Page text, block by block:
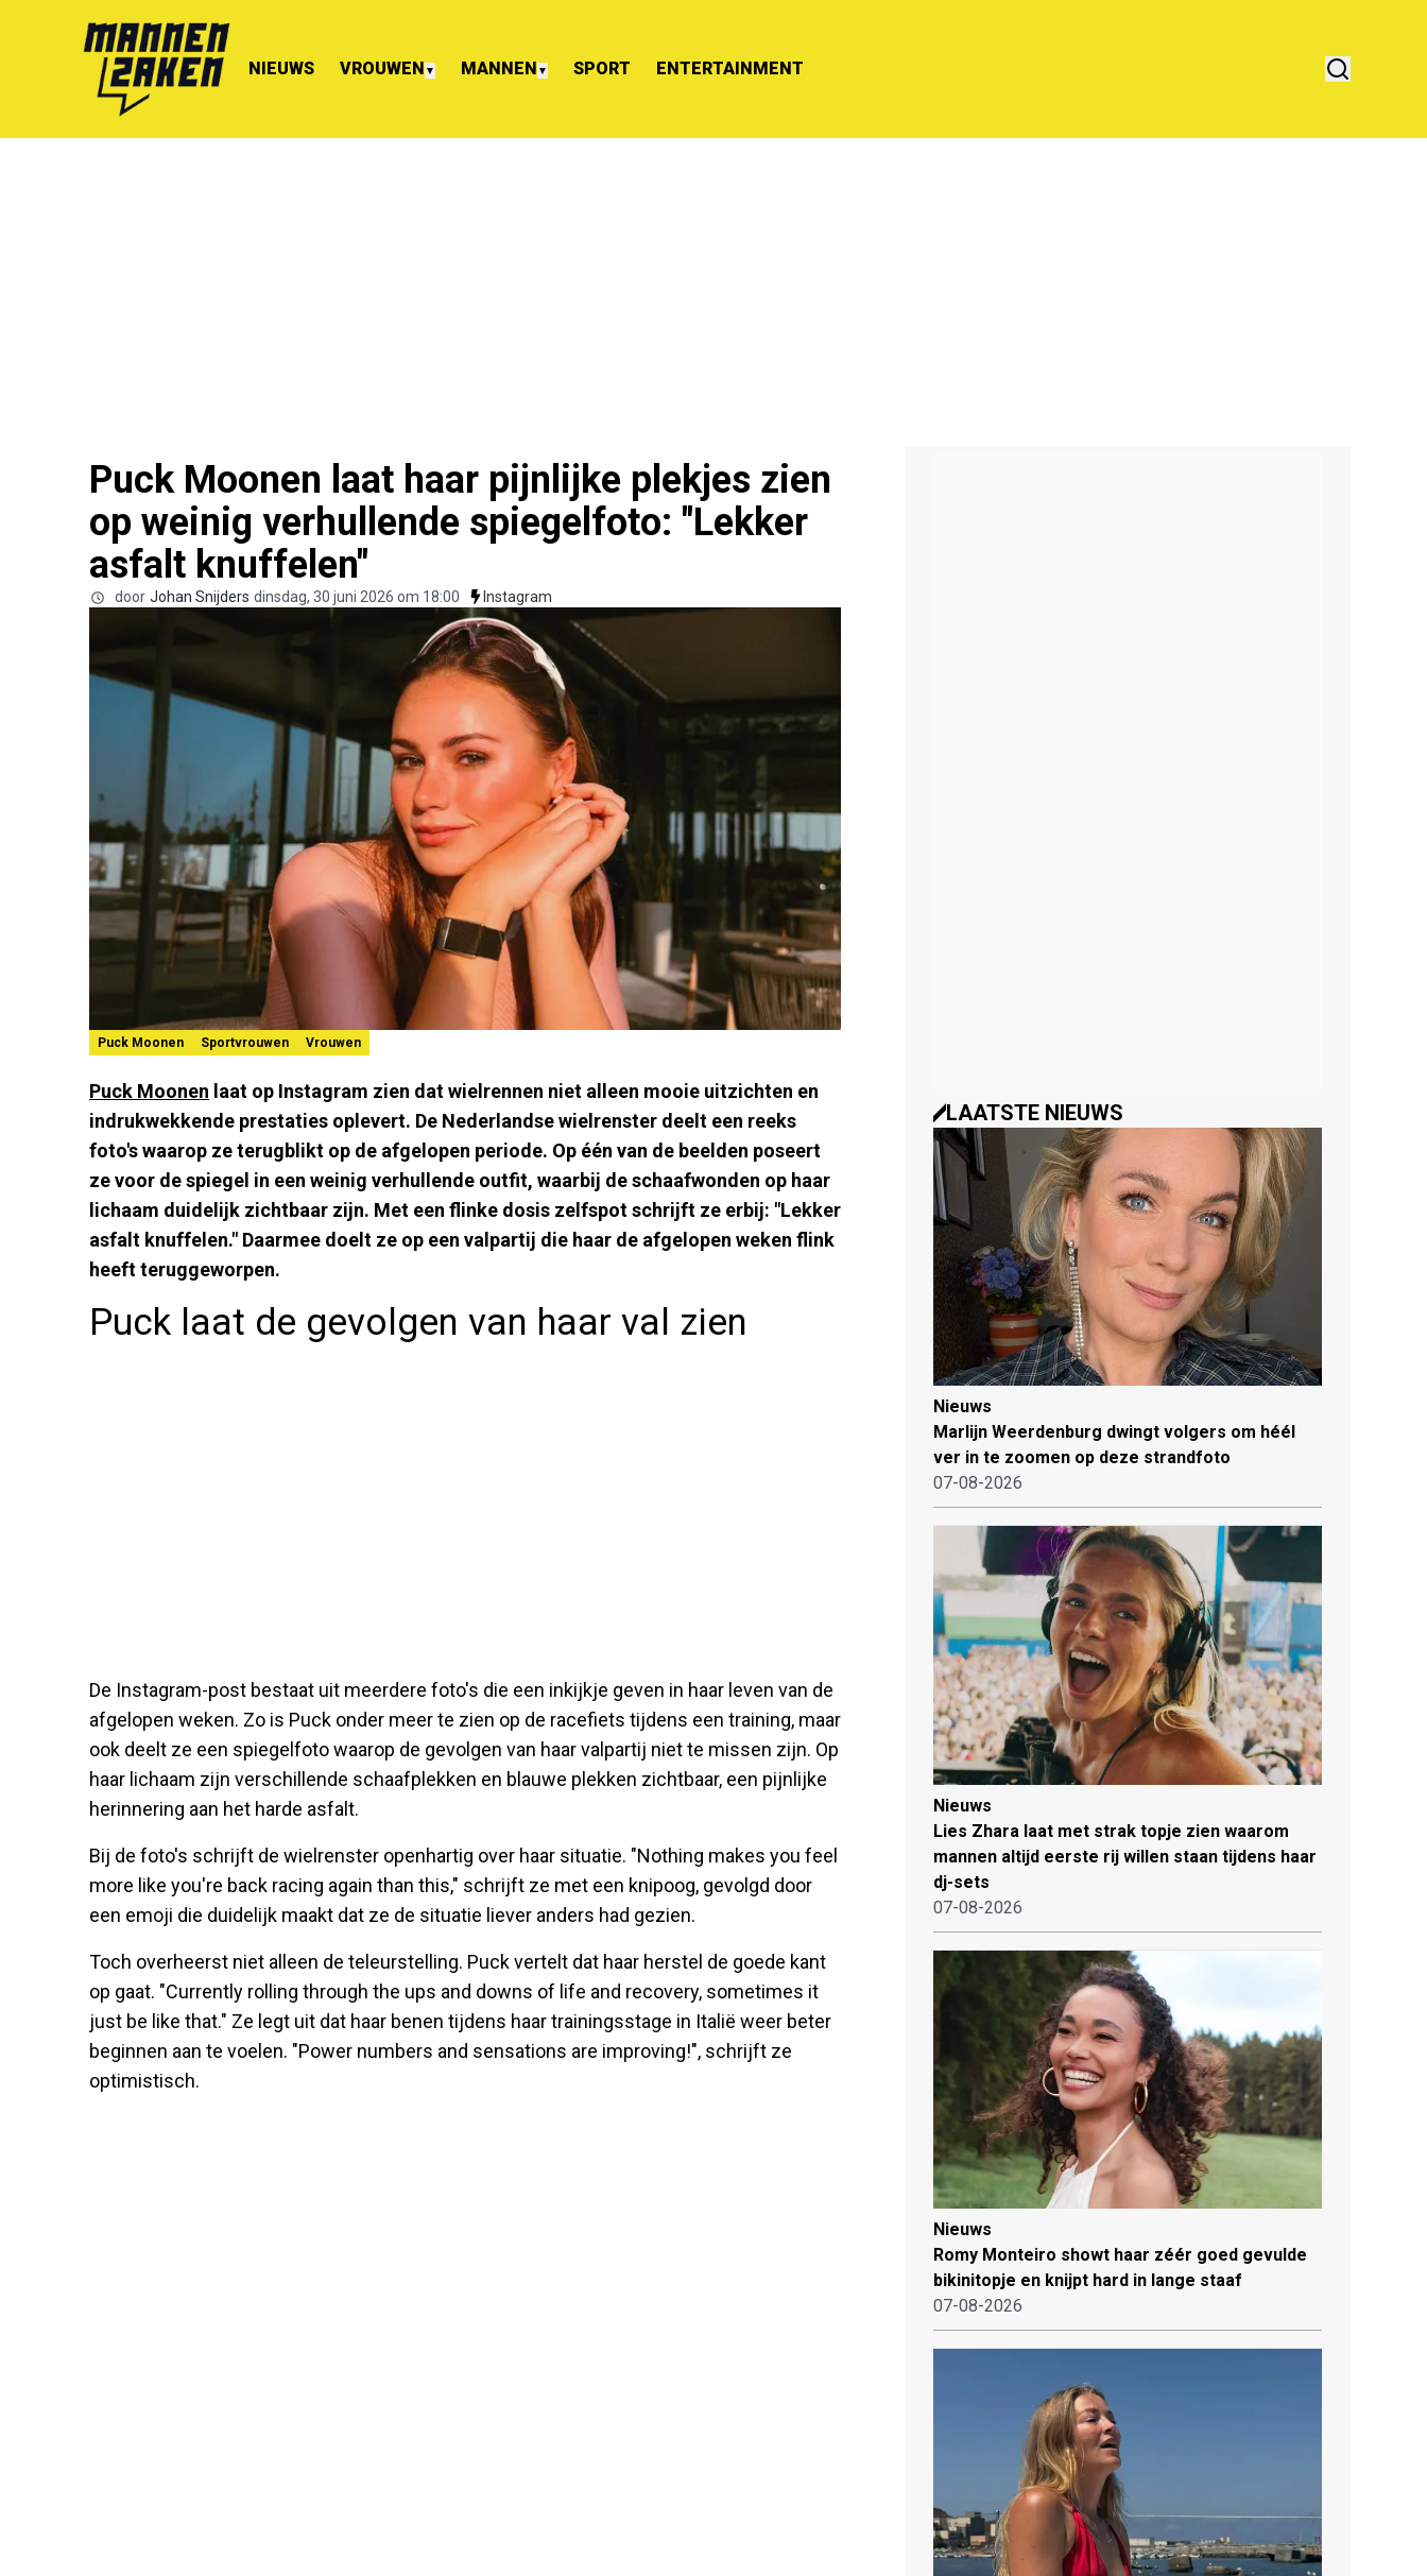
NIEUWS VROUWEN ▼ MANNEN ▼ SPORT ENTERTAINMENT
Puck Moonen laat haar pijnlijke plekjes zien
op weinig verhullende spiegelfoto: "Lekker
asfalt knuffelen"
door Johan Snijders dinsdag, 30 juni 2026 om 18:00 Instagram
Puck Moonen Sportvrouwen Vrouwen
Puck Moonen laat op Instagram zien dat wielrennen niet alleen mooie uitzichten en
indrukwekkende prestaties oplevert. De Nederlandse wielrenster deelt een reeks
foto's waarop ze terugblikt op de afgelopen periode. Op één van de beelden poseert
ze voor de spiegel in een weinig verhullende outfit, waarbij de schaafwonden op haar
lichaam duidelijk zichtbaar zijn. Met een flinke dosis zelfspot schrijft ze erbij: "Lekker
asfalt knuffelen." Daarmee doelt ze op een valpartij die haar de afgelopen weken flink
heeft teruggeworpen.
Puck laat de gevolgen van haar val zien
De Instagram-post bestaat uit meerdere foto's die een inkijkje geven in haar leven van de
afgelopen weken. Zo is Puck onder meer te zien op de racefiets tijdens een training, maar
ook deelt ze een spiegelfoto waarop de gevolgen van haar valpartij niet te missen zijn. Op
haar lichaam zijn verschillende schaafplekken en blauwe plekken zichtbaar, een pijnlijke
herinnering aan het harde asfalt.
Bij de foto's schrijft de wielrenster openhartig over haar situatie. "Nothing makes you feel
more like you're back racing again than this," schrijft ze met een knipoog, gevolgd door
een emoji die duidelijk maakt dat ze de situatie liever anders had gezien.
Toch overheerst niet alleen de teleurstelling. Puck vertelt dat haar herstel de goede kant
op gaat. "Currently rolling through the ups and downs of life and recovery, sometimes it
just be like that." Ze legt uit dat haar benen tijdens haar trainingsstage in Italië weer beter
beginnen aan te voelen. "Power numbers and sensations are improving!", schrijft ze
optimistisch.
LAATSTE NIEUWS
Nieuws
Marlijn Weerdenburg dwingt volgers om héél
ver in te zoomen op deze strandfoto
07-08-2026
Nieuws
Lies Zhara laat met strak topje zien waarom
mannen altijd eerste rij willen staan tijdens haar
dj-sets
07-08-2026
Nieuws
Romy Monteiro showt haar zéér goed gevulde
bikinitopje en knijpt hard in lange staaf
07-08-2026